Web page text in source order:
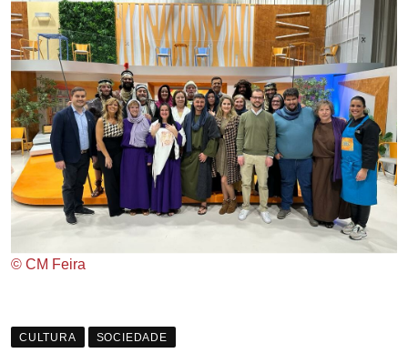
© CM Feira
CULTURA SOCIEDADE